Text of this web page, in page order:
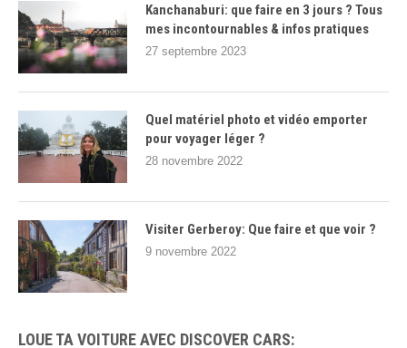
Kanchanaburi: que faire en 3 jours ? Tous
mes incontournables & infos pratiques
27 septembre 2023
Quel matériel photo et vidéo emporter
pour voyager léger ?
28 novembre 2022
Visiter Gerberoy: Que faire et que voir ?
9 novembre 2022
LOUE TA VOITURE AVEC DISCOVER CARS: